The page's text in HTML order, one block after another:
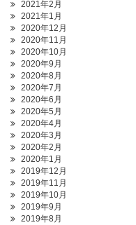
2021年2月
2021年1月
2020年12月
2020年11月
2020年10月
2020年9月
2020年8月
2020年7月
2020年6月
2020年5月
2020年4月
2020年3月
2020年2月
2020年1月
2019年12月
2019年11月
2019年10月
2019年9月
2019年8月